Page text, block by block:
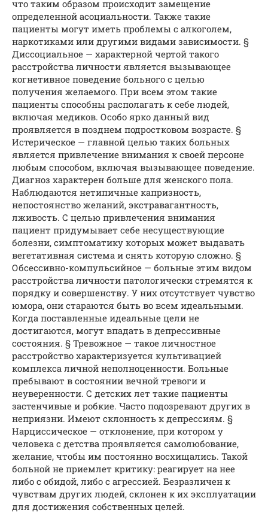
что таким образом происходит замещение
определенной асоциальности. Также такие
пациенты могут иметь проблемы с алкоголем,
наркотиками или другими видами зависимости. §
Диссоциальное — характерной чертой такого
расстройства личности является вызывающее
когнетивное поведение больного с целью
получения желаемого. При всем этом такие
пациенты способны располагать к себе людей,
включая медиков. Особо ярко данный вид
проявляется в позднем подростковом возрасте. §
Истерическое — главной целью таких больных
является привлечение внимания к своей персоне
любым способом, включая вызывающее поведение.
Диагноз характерен больше для женского пола.
Наблюдаются нетипичные капризность,
непостоянство желаний, экстравагантность,
лживость. С целью привлечения внимания
пациент придумывает себе несуществующие
болезни, симптоматику которых может выдавать
вегетативная система и снять которую сложно. §
Обсессивно-компульсийное — больные этим видом
расстройства личности патологически стремятся к
порядку и совершенству. У них отсутствует чувство
юмора, они стараются быть во всем идеальными.
Когда поставленные идеальные цели не
достигаются, могут впадать в депрессивные
состояния. § Тревожное — такое личностное
расстройство характеризуется культивацией
комплекса личной неполноценности. Больные
пребывают в состоянии вечной тревоги и
неуверенности. С детских лет такие пациенты
застенчивые и робкие. Часто подозревают других в
неприязни. Имеют склонность к депрессиям. §
Нарциссическое — отклонение, при котором у
человека с детства проявляется самолюбование,
желание, чтобы им постоянно восхищались. Такой
больной не приемлет критику: реагирует на нее
либо с обидой, либо с агрессией. Безразличен к
чувствам других людей, склонен к их эксплуатации
для достижения собственных целей.